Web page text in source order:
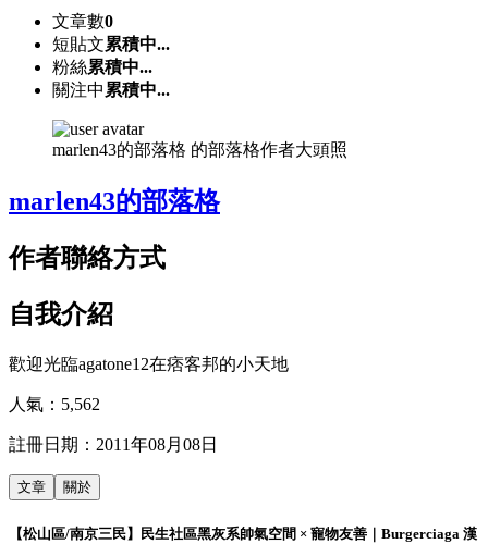
文章數0
短貼文累積中...
粉絲累積中...
關注中 累積中...
marlen43的部落格 的部落格作者大頭照
marlen43的部落格
作者聯絡方式
自我介紹
歡迎光臨agatone12在痞客邦的小天地
人氣： 5,562
註冊日期： 2011年08月08日
文章 關於
【松山區/南京三民】民生社區黑灰系帥氣空間 × 寵物友善｜Burgerciaga 漢